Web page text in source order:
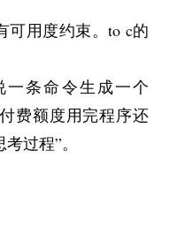
租房子期间跟 AI
询问它周围有什么
析了一通之后推荐
候我发现这些小区
。
可用度约束。to c的
一条命令生成一个
费额度用完程序还
过程”。